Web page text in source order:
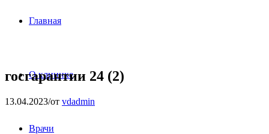
Главная
О клинике
Врачи
госгарантии 24 (2)
13.04.2023/от vdadmin